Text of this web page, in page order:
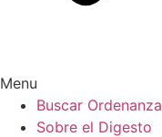
Menu
Buscar Ordenanza
Sobre el Digesto